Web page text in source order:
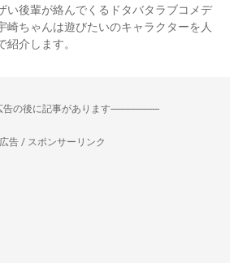
い後輩が絡んでくるドタバタラブコメデ
崎ちゃんは遊びたいのキャラクターを人
介します。
告の後に記事があります--------------------
広告 / スポンサーリンク